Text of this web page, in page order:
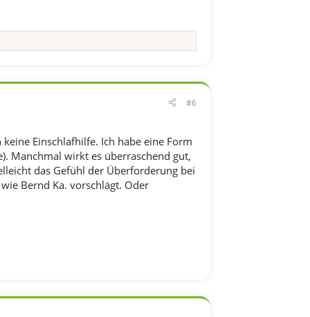
#6
Einschlafhilfe. Ich habe eine Form
Manchmal wirkt es überraschend gut,
das Gefühl der Überforderung bei
Bernd Ka. vorschlägt. Oder